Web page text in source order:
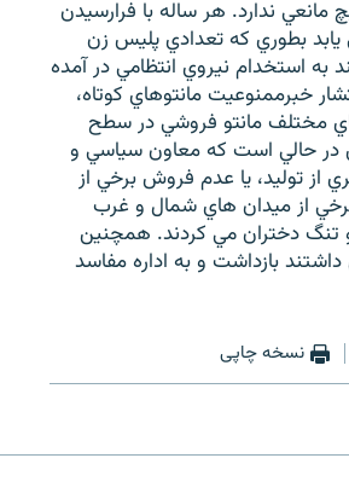
ندارد. هر ساله با فرارسيدن
بطوري که تعدادي پليس زن
به استخدام نيروي انتظامي در آمده
خبرممنوعيت مانتوهاي کوتاه،
مختلف مانتو فروشي در سطح
در حالي است که معاون سياسي و
از توليد، يا عدم فروش برخي از
از ميدان هاي شمال و غرب
تنگ دختران مي کردند. همچنين
بازداشت و به اداره مفاسد
نسخه چاپی